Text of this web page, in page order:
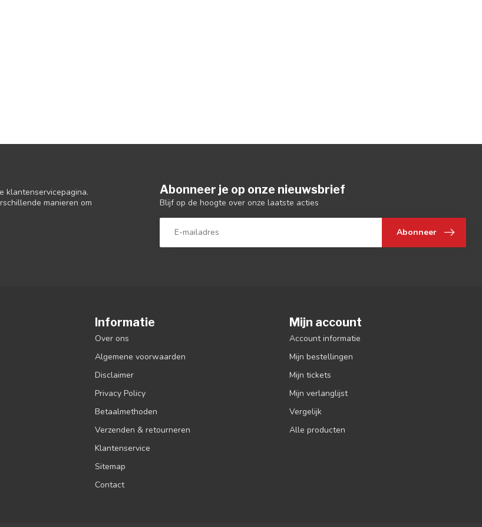
klantenservicepagina.
manieren om
Abonneer je op onze nieuwsbrief
Blijf op de hoogte over onze laatste acties
Abonneer
Informatie
Over ons
Algemene voorwaarden
Disclaimer
Privacy Policy
Betaalmethoden
Verzenden & retourneren
Klantenservice
Sitemap
Contact
Mijn account
Account informatie
Mijn bestellingen
Mijn tickets
Mijn verlanglijst
Vergelijk
Alle producten